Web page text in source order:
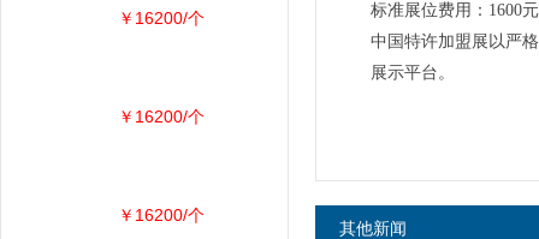
标准展位费用：1600
中国特许加盟展以严
展示平台。
其他新闻
￥16200/个
￥16200/个
￥16200/个